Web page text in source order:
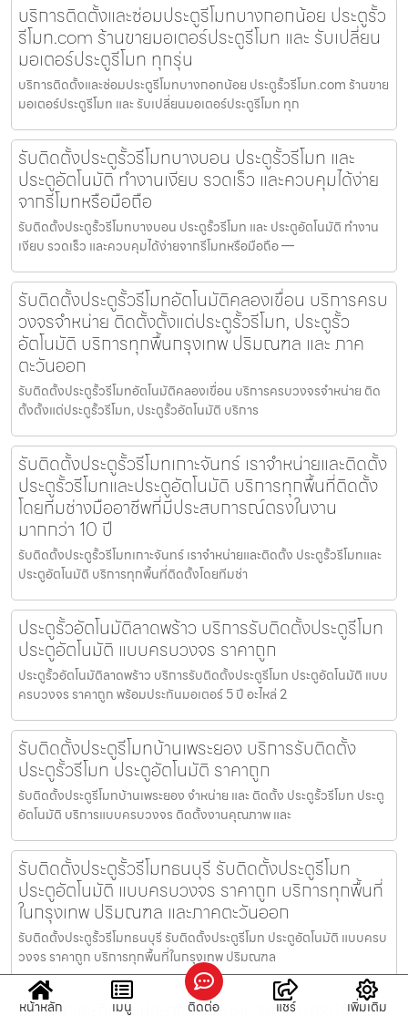
บริการติดตั้งและซ่อมประตูรีโมทบางกอกน้อย ประตูรั้ว
รีโมท.com ร้านขายมอเตอร์ประตูรีโมท และ รับเปลี่ยน
มอเตอร์ประตูรีโมท ทุกรุ่น
บริการติดตั้งและซ่อมประตูรีโมทบางกอกน้อย ประตูรั้วรีโมท.com ร้านขาย
มอเตอร์ประตูรีโมท และ รับเปลี่ยนมอเตอร์ประตูรีโมท ทุก
รับติดตั้งประตูรั้วรีโมทบางบอน ประตูรั้วรีโมท และ
ประตูอัตโนมัติ ทำงานเงียบ รวดเร็ว และควบคุมได้ง่าย
จากรีโมทหรือมือถือ
รับติดตั้งประตูรั้วรีโมทบางบอน ประตูรั้วรีโมท และ ประตูอัตโนมัติ ทำงาน
เงียบ รวดเร็ว และควบคุมได้ง่ายจากรีโมทหรือมือถือ —
รับติดตั้งประตูรั้วรีโมทอัตโนมัติคลองเขื่อน บริการครบ
วงจรจำหน่าย ติดตั้งตั้งแต่ประตูรั้วรีโมท, ประตูรั้ว
อัตโนมัติ บริการทุกพื้นกรุงเทพ ปริมณฑล และ ภาค
ตะวันออก
รับติดตั้งประตูรั้วรีโมทอัตโนมัติคลองเขื่อน บริการครบวงจรจำหน่าย ติด
ตั้งตั้งแต่ประตูรั้วรีโมท, ประตูรั้วอัตโนมัติ บริการ
รับติดตั้งประตูรั้วรีโมทเกาะจันทร์ เราจำหน่ายและติดตั้ง
ประตูรั้วรีโมทและประตูอัตโนมัติ บริการทุกพื้นที่ติดตั้ง
โดยทีมช่างมืออาชีพที่มีประสบการณ์ตรงในงาน
มากกว่า 10 ปี
รับติดตั้งประตูรั้วรีโมทเกาะจันทร์ เราจำหน่ายและติดตั้ง ประตูรั้วรีโมทและ
ประตูอัตโนมัติ บริการทุกพื้นที่ติดตั้งโดยทีมช่า
ประตูรั้วอัตโนมัติลาดพร้าว บริการรับติดตั้งประตูรีโมท
ประตูอัตโนมัติ แบบครบวงจร ราคาถูก
ประตูรั้วอัตโนมัติลาดพร้าว บริการรับติดตั้งประตูรีโมท ประตูอัตโนมัติ แบบ
ครบวงจร ราคาถูก พร้อมประกันมอเตอร์ 5 ปี อะไหล่ 2
รับติดตั้งประตูรีโมทบ้านเพระยอง บริการรับติดตั้ง
ประตูรั้วรีโมท ประตูอัตโนมัติ ราคาถูก
รับติดตั้งประตูรีโมทบ้านเพระยอง จำหน่าย และ ติดตั้ง ประตูรั้วรีโมท ประตู
อัตโนมัติ บริการแบบครบวงจร ติดตั้งงานคุณภาพ และ
รับติดตั้งประตูรั้วรีโมทธนบุรี รับติดตั้งประตูรีโมท
ประตูอัตโนมัติ แบบครบวงจร ราคาถูก บริการทุกพื้นที่
ในกรุงเทพ ปริมณฑล และภาคตะวันออก
รับติดตั้งประตูรั้วรีโมทธนบุรี รับติดตั้งประตูรีโมท ประตูอัตโนมัติ แบบครบ
วงจร ราคาถูก บริการทุกพื้นที่ในกรุงเทพ ปริมณฑล
หน้าหลัก เมนู ติดต่อ แชร์ เพิ่มเติม